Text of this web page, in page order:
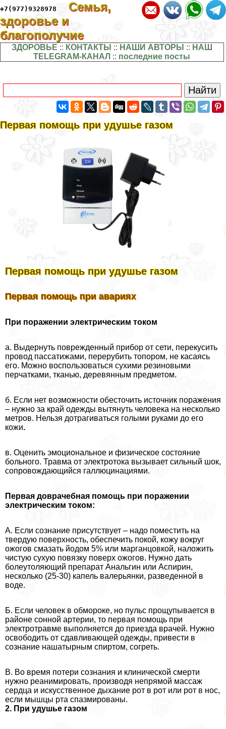
+7(977)9328978
Семья,
здоровье и
благополучие
ЗДОРОВЬЕ :: КОНТАКТЫ :: НАШИ АВТОРЫ :: НАШ
TELEGRAM-КАНАЛ :: последние посты
Первая помощь при удушье газом
Первая помощь при удушье газом
Первая помощь при авариях
При поражении электрическим током
а. Выдернуть поврежденный прибор от сети, перекусить
провод пассатижами, перерубить топором, не касаясь
его. Можно воспользоваться сухими резиновыми
перчатками, тканью, деревянным предметом.
б. Если нет возможности обесточить источник поражения
– нужно за край одежды вытянуть человека на несколько
метров. Нельзя дотрагиваться гoлыми руками до его
кожи.
в. Оценить эмоциональное и физическое состояние
больного. Травма от электротока вызывает сильный шок,
сопровождающийся галлюцинациями.
Первая доврачебная помощь при поражении
электрическим током:
А. Если сознание присутствует – надо поместить на
твердую поверхность, обеспечить покой, кожу вокруг
ожогов смазать йодом 5% или марганцовкой, наложить
чистую сухую повязку поверх ожогов. Нужно дать
болеутоляющий препарат Анальгин или Аспирин,
несколько (25-30) капель валерьянки, разведенной в
воде.
Б. Если человек в обмороке, но пульс прощупывается в
районе сонной артерии, то первая помощь при
электротравме выполняется до приезда врачей. Нужно
освободить от сдавливающей одежды, привести в
сознание нашатырным спиртом, согреть.
В. Во время потери сознания и клинической cмepти
нужно реанимировать, производя непрямой массаж
сердца и искусственное дыхание рот в рот или рот в нос,
если мышцы рта спазмированы.
2. При удушье газом